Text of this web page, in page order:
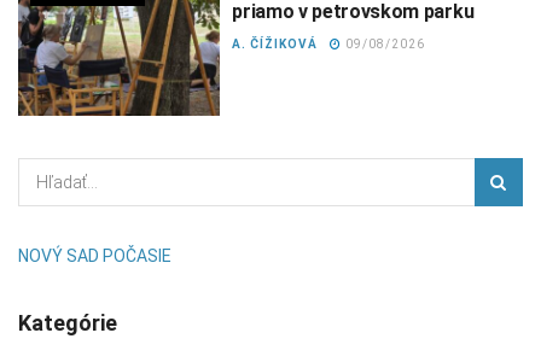
priamo v petrovskom parku
A. ČÍŽIKOVÁ 09/08/2026
NOVÝ SAD POČASIE
Kategórie